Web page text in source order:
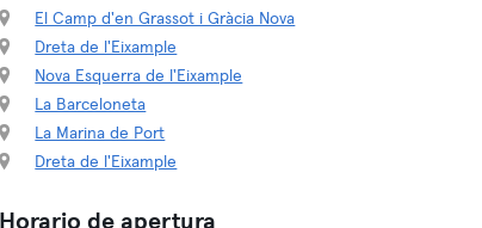
El Camp d'en Grassot i Gràcia Nova
Dreta de l'Eixample
Nova Esquerra de l'Eixample
La Barceloneta
La Marina de Port
Dreta de l'Eixample
Horario de apertura